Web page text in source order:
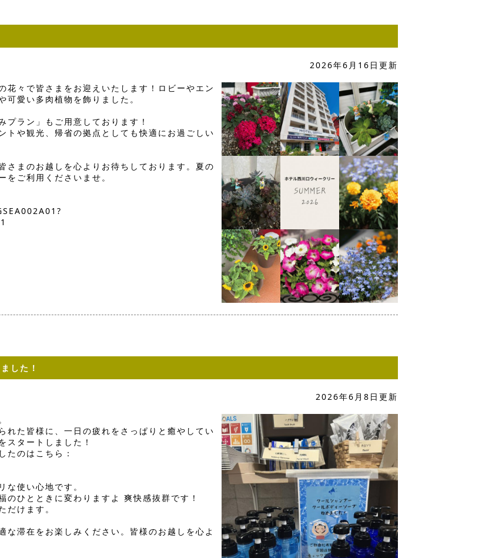
2026年6月16日更新
花々で皆さまをお迎えいたします！ロビーやエン
可愛い多肉植物を飾りました。
プラン」もご用意しております！
トや観光、帰省の拠点としても快適にお過ごしい
さまのお越しを心よりお待ちしております。夏の
ご利用くださいませ。
した！
2026年6月8日更新
れた皆様に、一日の疲れをさっぱりと癒やしてい
スタートしました！
たのはこちら：
な使い心地です。
ひとときに変わりますよ 爽快感抜群です！
だけます。
滞在をお楽しみください。皆様のお越しを心よ